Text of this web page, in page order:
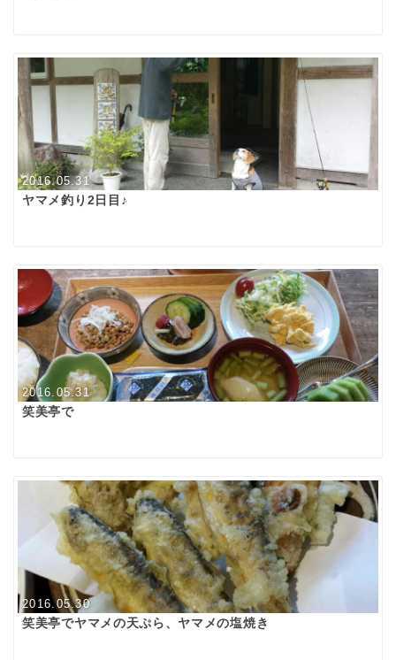
2016.05.31
ヤマメ釣り2日目♪
2016.05.31
笑美亭で
2016.05.30
笑美亭でヤマメの天ぷら、ヤマメの塩焼き